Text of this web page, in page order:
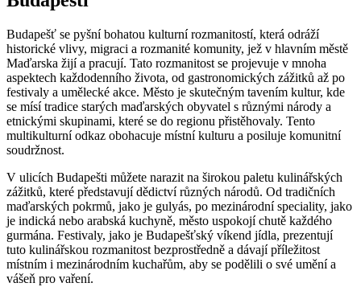
Budapešť se pyšní bohatou kulturní rozmanitostí, která odráží
historické vlivy, migraci a rozmanité komunity, jež v hlavním městě
Maďarska žijí a pracují. Tato rozmanitost se projevuje v mnoha
aspektech každodenního života, od gastronomických zážitků až po
festivaly a umělecké akce. Město je skutečným tavením kultur, kde
se mísí tradice starých maďarských obyvatel s různými národy a
etnickými skupinami, které se do regionu přistěhovaly. Tento
multikulturní odkaz obohacuje místní kulturu a posiluje komunitní
soudržnost.
V ulicích Budapešti můžete narazit na širokou paletu kulinářských
zážitků, které představují dědictví různých národů. Od tradičních
maďarských pokrmů, jako je gulyás, po mezinárodní speciality, jako
je indická nebo arabská kuchyně, město uspokojí chutě každého
gurmána. Festivaly, jako je Budapešťský víkend jídla, prezentují
tuto kulinářskou rozmanitost bezprostředně a dávají příležitost
místním i mezinárodním kuchařům, aby se podělili o své umění a
vášeň pro vaření.